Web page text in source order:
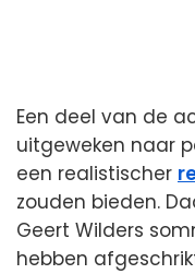
Een deel van de
uitgeweken naar
een realistischer
zouden bieden.
Geert Wilders
hebben